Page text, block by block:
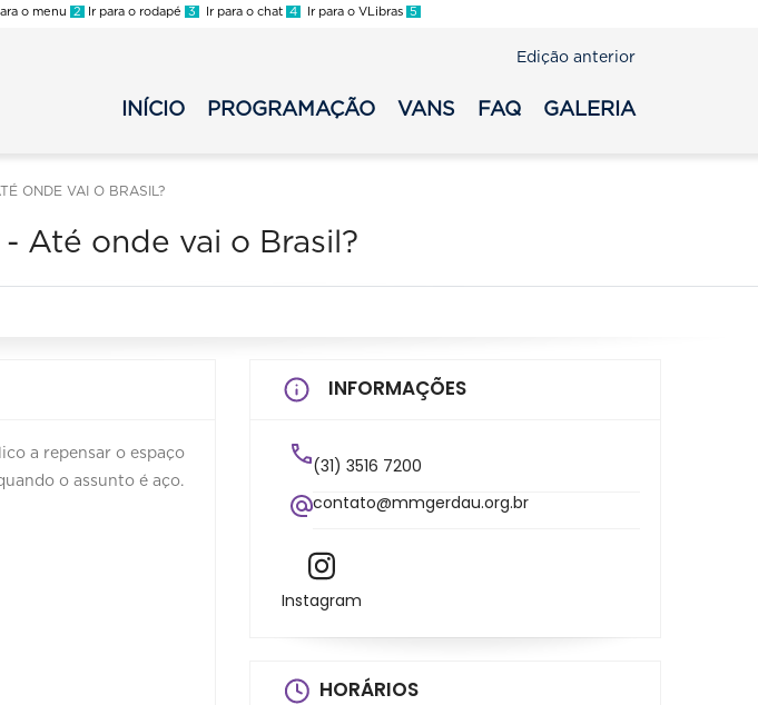
o menu 2 Ir para o rodapé 3 Ir para o chat 4 Ir para o VLibras 5
Secundario
Noturno
2025
Edição anterior
Menu
Principal
Noturno
-
2025
INÍCIO PROGRAMAÇÃO VANS FAQ GALERIA
ONDE VAI O BRASIL?
Até onde vai o Brasil?
a repensar o espaço
o assunto é aço.
INFORMAÇÕES
(31) 3516 7200
contato@mmgerdau.org.br
Instagram
HORÁRIOS